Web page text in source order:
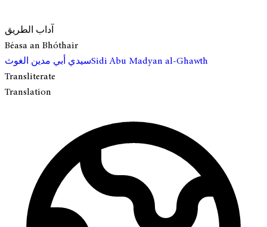
آداب الطريق
Béasa an Bhóthair
سيدي أبي مدين الغوثSidi Abu Madyan al-Ghawth
Transliterate
Translation